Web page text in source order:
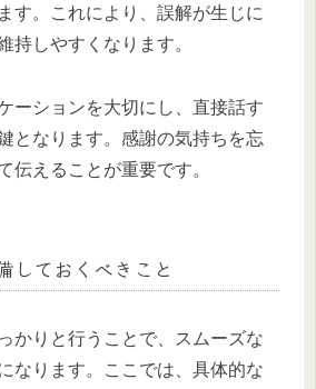
す。これにより、誤解が生じに
持しやすくなります。
ーションを大切にし、直接話す
となります。感謝の気持ちを忘
伝えることが重要です。
しておくべきこと
かりと行うことで、スムーズな
なります。ここでは、具体的な